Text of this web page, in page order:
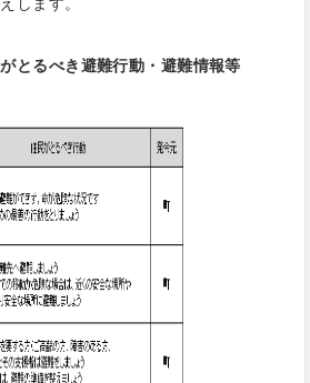
とるべき避難行動・避難情報等